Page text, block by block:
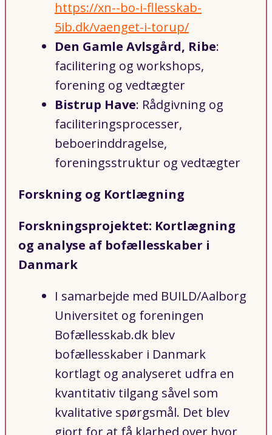
https://xn--bo-i-fllesskab-
5ib.dk/vaenget-i-torup/
Den Gamle Avlsgård, Ribe:
facilitering og workshops,
forening og vedtægter
Bistrup Have: Rådgivning og
faciliteringsprocesser,
beboerinddragelse,
foreningsstruktur og vedtægter
Forskning og Kortlægning
Forskningsprojektet: Kortlægning
og analyse af bofællesskaber i
Danmark
I samarbejde med BUILD/Aalborg
Universitet og foreningen
Bofællesskab.dk blev
bofællesskaber i Danmark
kortlagt og analyseret udfra en
kvantitativ tilgang såvel som
kvalitative spørgsmål. Det blev
gjort for at få klarhed over hvor